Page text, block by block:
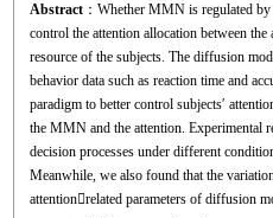
Abstract：Whether MMN is regulated by
control the attention allocation between
resource of the subjects. The diffusion
behavior data such as reaction time and
paradigm to better control subjects′
the MMN and the attention. Experimental
decision processes under different
Meanwhile, we also found that the
attentionrelated parameters of diffusion